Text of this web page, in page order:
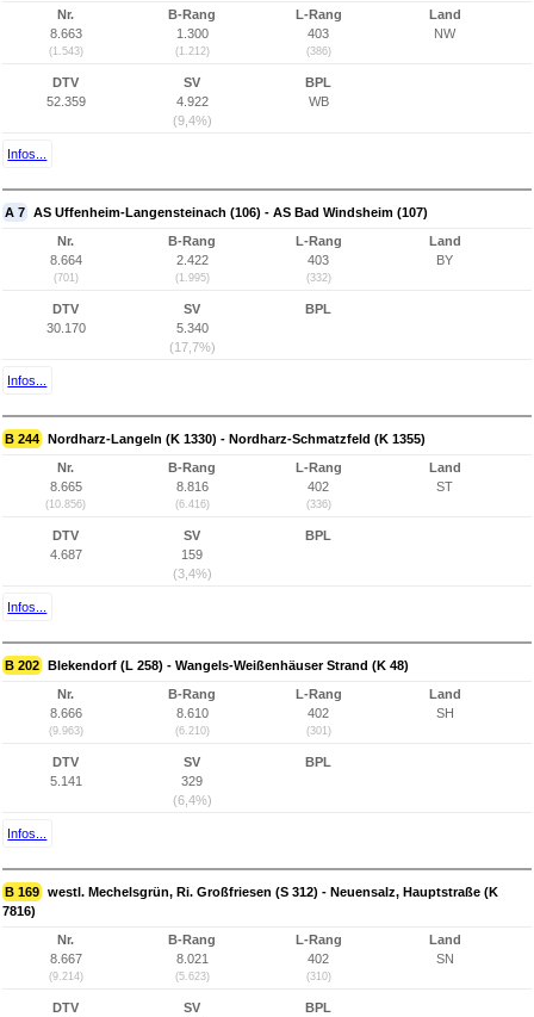
Nr.
8.663
(1.543)
B-Rang
1.300
(1.212)
L-Rang
403
(386)
Land
NW
DTV
52.359
SV
4.922
(9,4%)
BPL
WB
Infos...
A 7 AS Uffenheim-Langensteinach (106) - AS Bad Windsheim (107)
Nr.
8.664
(701)
B-Rang
2.422
(1.995)
L-Rang
403
(332)
Land
BY
DTV
30.170
SV
5.340
(17,7%)
BPL
Infos...
B 244 Nordharz-Langeln (K 1330) - Nordharz-Schmatzfeld (K 1355)
Nr.
8.665
(10.856)
B-Rang
8.816
(6.416)
L-Rang
402
(336)
Land
ST
DTV
4.687
SV
159
(3,4%)
BPL
Infos...
B 202 Blekendorf (L 258) - Wangels-Weißenhäuser Strand (K 48)
Nr.
8.666
(9.963)
B-Rang
8.610
(6.210)
L-Rang
402
(301)
Land
SH
DTV
5.141
SV
329
(6,4%)
BPL
Infos...
B 169 westl. Mechelsgrün, Ri. Großfriesen (S 312) - Neuensalz, Hauptstraße (K
7816)
Nr.
8.667
(9.214)
B-Rang
8.021
(5.623)
L-Rang
402
(310)
Land
SN
DTV
SV
BPL